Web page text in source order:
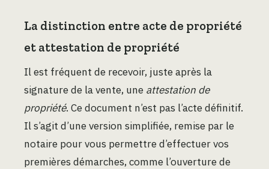
La distinction entre acte de propriété
et attestation de propriété
Il est fréquent de recevoir, juste après la
signature de la vente, une attestation de
propriété. Ce document n’est pas l’acte définitif.
Il s’agit d’une version simplifiée, remise par le
notaire pour vous permettre d’effectuer vos
premières démarches, comme l’ouverture de